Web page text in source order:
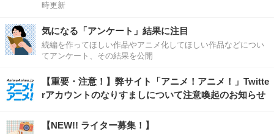
時更新
気になる「アンケート」結果に注目
続編を作ってほしい作品やアニメ化してほしい作品などについ
てアンケート、その結果を公開
【重要・注意！】弊サイト「アニメ！アニメ！」Twitte
rアカウントのなりすましについて注意喚起のお知らせ
【NEW!! ライター募集！】